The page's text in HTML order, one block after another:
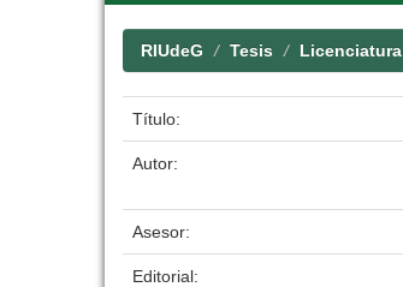
RIUdeG Tesis Licenciatura
Título:
Autor:
Asesor:
Editorial: